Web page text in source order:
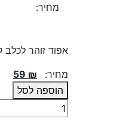
מחיר:
אפוד זוהר
מחיר:
59 ₪
הוספה לסל
כמות
של